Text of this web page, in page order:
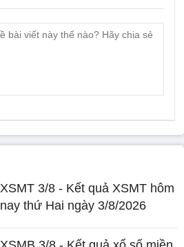
XSMT 3/8 - Kết quả XSMT hôm
nay thứ Hai ngày 3/8/2026